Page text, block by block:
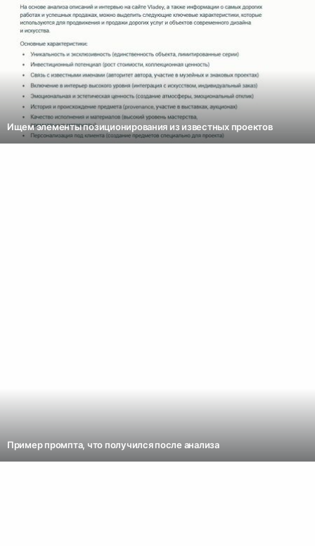
Ищем элементы позиционирования из известных проектов
Пример промпта, что получился после анализа